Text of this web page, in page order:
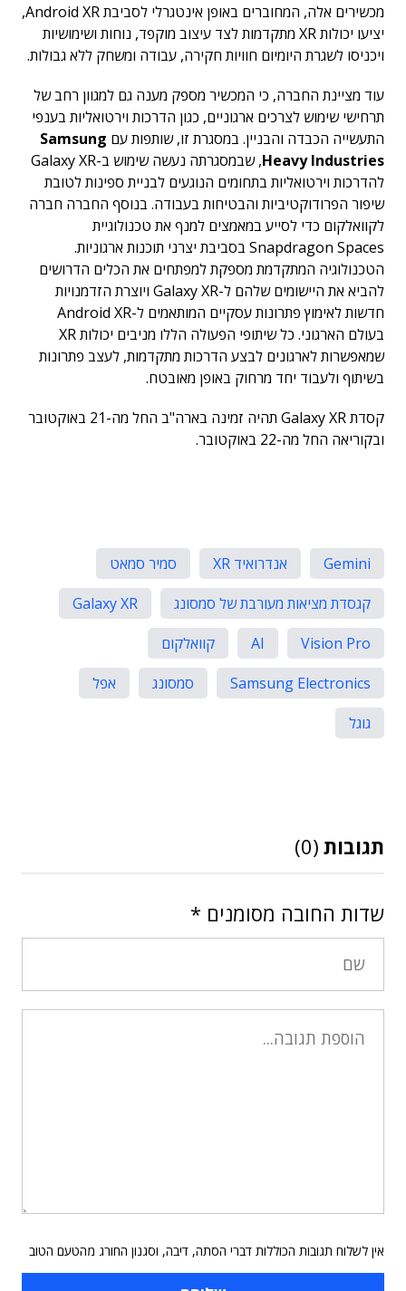
מכשירים אלה, המחוברים באופן אינטגרלי לסביבת Android XR,
יציעו יכולות XR מתקדמות לצד עיצוב מוקפד, נוחות ושימושיות
ויכניסו לשגרת היומיום חוויות חקירה, עבודה ומשחק ללא גבולות.
עוד מציינת החברה, כי המכשיר מספק מענה גם למגוון רחב של
תרחישי שימוש לצרכים ארגוניים, כגון הדרכות וירטואליות בענפי
התעשייה הכבדה והבניין. במסגרת זו, שותפות עם Samsung
Heavy Industries
, שבמסגרתה נעשה שימוש ב-Galaxy XR
להדרכות וירטואליות בתחומים הנוגעים לבניית ספינות לטובת
שיפור הפרודוקטיביות והבטיחות בעבודה. בנוסף החברה חברה
לקוואלקום כדי לסייע במאמצים למנף את טכנולוגיית
Snapdragon Spaces בסביבת יצרני תוכנות ארגוניות.
הטכנולוגיה המתקדמת מספקת למפתחים את הכלים הדרושים
להביא את היישומים שלהם ל-Galaxy XR ויוצרת הזדמנויות
חדשות לאימוץ פתרונות עסקיים המותאמים ל-Android XR
בעולם הארגוני. כל שיתופי הפעולה הללו מניבים יכולות XR
שמאפשרות לארגונים לבצע הדרכות מתקדמות, לעצב פתרונות
בשיתוף ולעבוד יחד מרחוק באופן מאובטח.
קסדת Galaxy XR תהיה זמינה בארה"ב החל מה-21 באוקטובר
ובקוריאה החל מה-22 באוקטובר.
Gemini אנדרואיד XR
סמיר סמאט
קגסדת מציאות מעורבת של סמסונג
Galaxy XR
Vision Pro
AI
קוואלקום
Samsung Electronics
סמסונג
אפל
גוגל
תגובות (0)
שדות החובה מסומנים *
אין לשלוח תגובות הכוללות דברי הסתה, דיבה, וסגנון החורג מהטעם הטוב